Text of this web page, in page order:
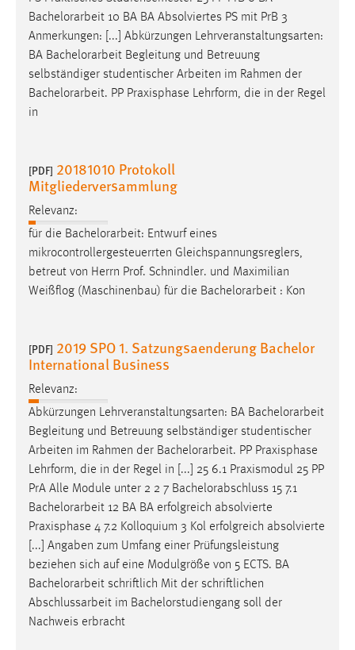
Bachelorarbeit 10 BA BA Absolviertes PS mit PrB 3
Anmerkungen: [...] Abkürzungen Lehrveranstaltungsarten:
BA Bachelorarbeit Begleitung und Betreuung
selbständiger studentischer Arbeiten im Rahmen der
Bachelorarbeit. PP Praxisphase Lehrform, die in der Regel
in
[PDF] 20181010 Protokoll
Mitgliederversammlung
Relevanz:
für die Bachelorarbeit: Entwurf eines
mikrocontrollergesteuerrten Gleichspannungsreglers,
betreut von Herrn Prof. Schnindler. und Maximilian
Weißflog (Maschinenbau) für die Bachelorarbeit : Kon
[PDF] 2019 SPO 1. Satzungsaenderung Bachelor
International Business
Relevanz:
Abkürzungen Lehrveranstaltungsarten: BA Bachelorarbeit
Begleitung und Betreuung selbständiger studentischer
Arbeiten im Rahmen der Bachelorarbeit. PP Praxisphase
Lehrform, die in der Regel in [...] 25 6.1 Praxismodul 25 PP
PrA Alle Module unter 2 2 7 Bachelorabschluss 15 7.1
Bachelorarbeit 12 BA BA erfolgreich absolvierte
Praxisphase 4 7.2 Kolloquium 3 Kol erfolgreich absolvierte
[...] Angaben zum Umfang einer Prüfungsleistung
beziehen sich auf eine Modulgröße von 5 ECTS. BA
Bachelorarbeit schriftlich Mit der schriftlichen
Abschlussarbeit im Bachelorstudiengang soll der
Nachweis erbracht
Cookie Laufzeit:
24 Stunden
STATISTIK
Matomo
Name:
Zweck:
Zugriffsstatistik
MARKETING
Marketing Cookies werden von Drittanbietern
verwendet, um personalisierte Werbung anzuzeigen.
Sie tun dies, indem sie Besucher über Websites
hinweg verfolgen.
Google Ads
Name:
_gcl_au
Anbieter:
Google Ireland Limited